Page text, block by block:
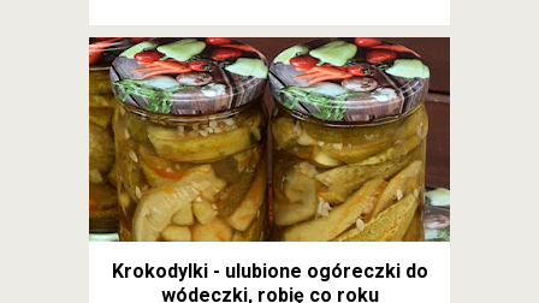
Krokodylki - ulubione ogóreczki do
wódeczki, robię co roku